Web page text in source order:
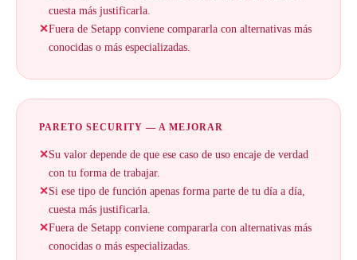
cuesta más justificarla.
✕Fuera de Setapp conviene compararla con alternativas más
conocidas o más especializadas.
PARETO SECURITY — A MEJORAR
✕Su valor depende de que ese caso de uso encaje de verdad
con tu forma de trabajar.
✕Si ese tipo de función apenas forma parte de tu día a día,
cuesta más justificarla.
✕Fuera de Setapp conviene compararla con alternativas más
conocidas o más especializadas.